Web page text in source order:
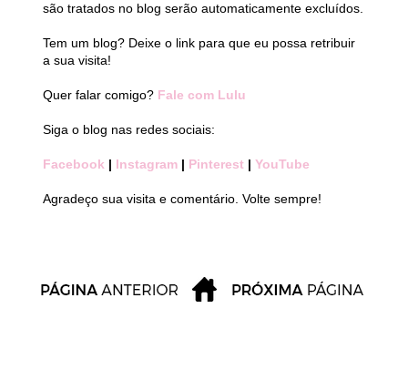
são tratados no blog serão automaticamente excluídos.
Tem um blog? Deixe o link para que eu possa retribuir
a sua visita!
Quer falar comigo? Fale com Lulu
Siga o blog nas redes sociais:
Facebook | Instagram | Pinterest | YouTube
Agradeço sua visita e comentário. Volte sempre!